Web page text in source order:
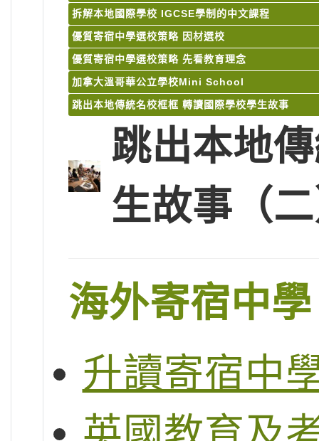
拆解本地國際學校 IGCSE學制的中文課程
優質寄宿中學選校策略 因材選校
優質寄宿中學選校策略 先看教育理念
加拿大溫哥華公立學校Mini School
跳出本地傳統名校框框 轉讀國際學校學生故事
跳出本地
生故事（
海外寄宿中學
升讀寄宿中